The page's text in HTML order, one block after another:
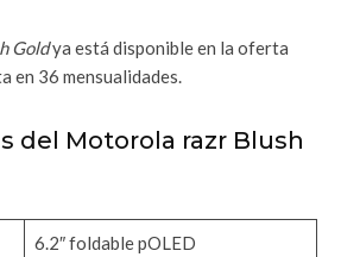
Goldya está disponible en la oferta
en 36 mensualidades.
del Motorola razr Blush
6.2″ foldable pOLED